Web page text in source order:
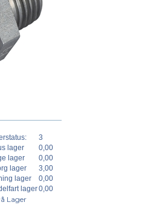
3
lager
0,00
lager
0,00
lager
3,00
lager
0,00
lager0,00
Lager